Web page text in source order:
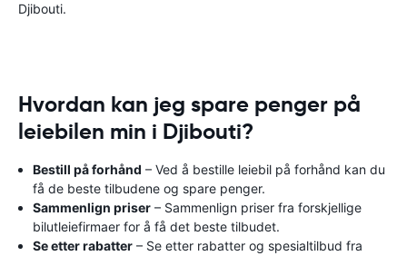
Djibouti.
Hvordan kan jeg spare penger på
leiebilen min i Djibouti?
Bestill på forhånd – Ved å bestille leiebil på forhånd kan du
få de beste tilbudene og spare penger.
Sammenlign priser – Sammenlign priser fra forskjellige
bilutleiefirmaer for å få det beste tilbudet.
Se etter rabatter – Se etter rabatter og spesialtilbud fra